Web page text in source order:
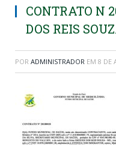
CONTRATO N
DOS REIS
POR ADMINISTRADOR EM 8 DE